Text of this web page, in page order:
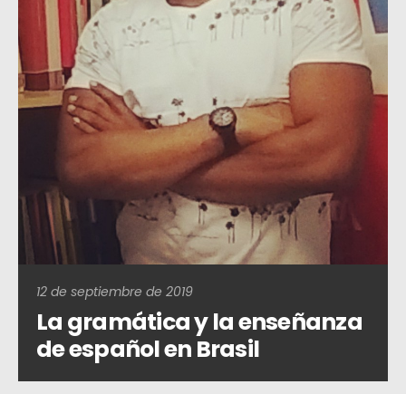
12 de septiembre de 2019
La gramática y la enseñanza
de español en Brasil